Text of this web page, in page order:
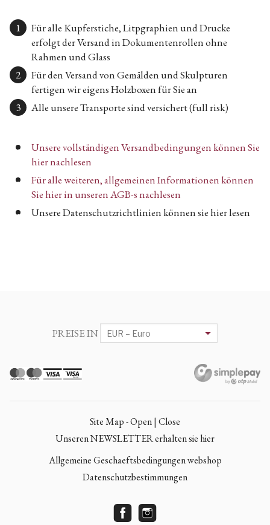
Für alle Kupferstiche, Litpgraphien und Drucke
erfolgt der Versand in Dokumentenrollen ohne
Rahmen und Glass
Für den Versand von Gemälden und Skulpturen
fertigen wir eigens Holzboxen für Sie an
Alle unsere Transporte sind versichert (full risk)
Unsere vollständigen Versandbedingungen können Sie
hier nachlesen
Für alle weiteren, allgemeinen Informationen können
Sie hier in unseren AGB-s nachlesen
Unsere Datenschutzrichtlinien können sie hier lesen
PREISE IN
Site Map - Open | Close
Unseren NEWSLETTER erhalten sie hier
Allgemeine Geschaeftsbedingungen webshop
Datenschutzbestimmungen